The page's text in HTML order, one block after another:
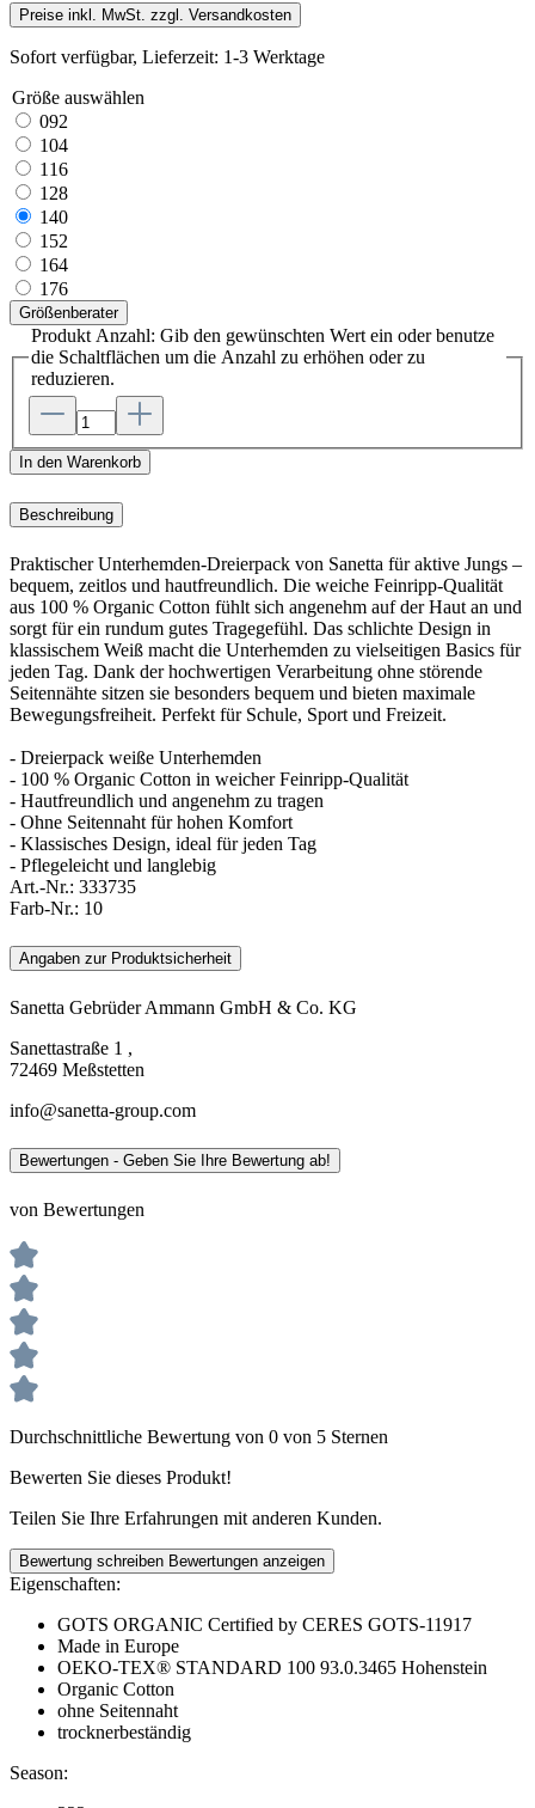
Preise inkl. MwSt. zzgl. Versandkosten
Sofort verfügbar, Lieferzeit: 1-3 Werktage
Größe auswählen
092
104
116
128
140
152
164
176
Größenberater
Produkt Anzahl: Gib den gewünschten Wert ein oder benutze
die Schaltflächen um die Anzahl zu erhöhen oder zu
reduzieren.
In den Warenkorb
Beschreibung
Praktischer Unterhemden-Dreierpack von Sanetta für aktive Jungs –
bequem, zeitlos und hautfreundlich. Die weiche Feinripp-Qualität
aus 100 % Organic Cotton fühlt sich angenehm auf der Haut an und
sorgt für ein rundum gutes Tragegefühl. Das schlichte Design in
klassischem Weiß macht die Unterhemden zu vielseitigen Basics für
jeden Tag. Dank der hochwertigen Verarbeitung ohne störende
Seitennähte sitzen sie besonders bequem und bieten maximale
Bewegungsfreiheit. Perfekt für Schule, Sport und Freizeit.
- Dreierpack weiße Unterhemden
- 100 % Organic Cotton in weicher Feinripp-Qualität
- Hautfreundlich und angenehm zu tragen
- Ohne Seitennaht für hohen Komfort
- Klassisches Design, ideal für jeden Tag
- Pflegeleicht und langlebig
Art.-Nr.: 333735
Farb-Nr.: 10
Angaben zur Produktsicherheit
Sanetta Gebrüder Ammann GmbH & Co. KG
Sanettastraße 1 ,
72469 Meßstetten
info@sanetta-group.com
Bewertungen - Geben Sie Ihre Bewertung ab!
von Bewertungen
Durchschnittliche Bewertung von 0 von 5 Sternen
Bewerten Sie dieses Produkt!
Teilen Sie Ihre Erfahrungen mit anderen Kunden.
Bewertung schreiben Bewertungen anzeigen
Eigenschaften:
GOTS ORGANIC Certified by CERES GOTS-11917
Made in Europe
OEKO-TEX® STANDARD 100 93.0.3465 Hohenstein
Organic Cotton
ohne Seitennaht
trocknerbeständig
Season: